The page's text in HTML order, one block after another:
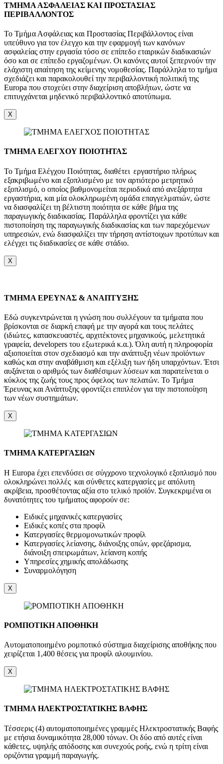
ΤΜΗΜΑ ΑΣΦΑΛΕΙΑΣ ΚΑΙ ΠΡΟΣΤΑΣΙΑΣ
ΠΕΡΙΒΑΛΛΟΝΤΟΣ
Το Τμήμα Ασφάλειας και Προστασίας Περιβάλλοντος είναι
υπεύθυνο για τον έλεγχο και την εφαρμογή των κανόνων
ασφαλείας στην εργασία τόσο σε επίπεδο εταιρικών διαδικασιών
όσο και σε επίπεδο εργαζομένων. Οι κανόνες αυτοί ξεπερνούν την
ελάχιστη απαίτηση της κείμενης νομοθεσίας. Παράλληλα το τμήμα
σχεδιάζει και παρακολουθεί την περιβαλλοντική πολιτική της
Europa που στοχεύει στην διαχείριση αποβλήτων, ώστε να
επιτυγχάνεται μηδενικό περιβαλλοντικό αποτύπωμα.
X
ΤΜΗΜΑ ΕΛΕΓΧΟΥ ΠΟΙΟΤΗΤΑΣ
Το Τμήμα Ελέγχου Ποιότητας, διαθέτει εργαστήριο πλήρως
εξακριβωμένο και εξοπλισμένο με τον αρτιότερο μετρητικό
εξοπλισμό, ο οποίος βαθμονομείται περιοδικά από ανεξάρτητα
εργαστήρια, και μία ολοκληρωμένη ομάδα επαγγελματιών, ώστε
να διασφαλίζει τη βέλτιστη ποιότητα σε κάθε βήμα της
παραγωγικής διαδικασίας. Παράλληλα φροντίζει για κάθε
πιστοποίηση της παραγωγικής διαδικασίας και των παρεχόμενων
υπηρεσιών, ενώ διασφαλίζει την τήρηση αντίστοιχων προτύπων και
ελέγχει τις διαδικασίες σε κάθε στάδιο.
X
TMHMA ΕΡΕΥΝΑΣ & ΑΝΑΠΤΥΞΗΣ
Εδώ συγκεντρώνεται η γνώση που συλλέγουν τα τμήματα που
βρίσκονται σε διαρκή επαφή με την αγορά και τους πελάτες
(ιδιώτες, κατασκευαστές, αρχιτέκτονες μηχανικούς, μελετητικά
γραφεία, developers του εξωτερικά κ.α.). Όλη αυτή η πληροφορία
αξιοποιείται στον σχεδιασμό και την ανάπτυξη νέων προϊόντων
καθώς και στην αναβάθμιση και εξέλιξη των ήδη υπαρχόντων. Έτσι
αυξάνεται ο αριθμός των διαθέσιμων λύσεων και παρατείνεται ο
κύκλος της ζωής τους προς όφελος των πελατών. Το Τμήμα
Έρευνας και Ανάπτυξης φροντίζει επιπλέον για την πιστοποίηση
των νέων συστημάτων.
X
ΤΜΗΜΑ ΚΑΤΕΡΓΑΣΙΩΝ
Η Europa έχει επενδύσει σε σύγχρονο τεχνολογικό εξοπλισμό που
ολοκληρώνει πολλές και σύνθετες κατεργασίες με απόλυτη
ακρίβεια, προσθέτοντας αξία στο τελικό προϊόν. Συγκεκριμένα οι
δυνατότητες του τμήματος αφορούν σε:
Ειδικές μηχανικές κατεργασίες
Ειδικές κοπές στα προφίλ
Κατεργασίες θερμομονωτικών προφίλ
Κατεργασίες λείανσης, διάνοιξης οπών, φρεζάρισμα,
διάνοιξη σπειρωμάτων, λείανση κοπής
Υπηρεσίες χημικής απολάδωσης
Συναρμολόγηση
X
ΡΟΜΠΟΤΙΚΗ ΑΠΟΘΗΚΗ
Αυτοματοποιημένο ρομποτικό σύστημα διαχείρισης αποθήκης που
χειρίζεται 1,400 θέσεις για προφίλ αλουμινίου.
X
ΤΜΗΜΑ ΗΛΕΚΤΡΟΣΤΑΤΙΚΗΣ ΒΑΦΗΣ
Τέσσερις (4) αυτοματοποιημένες γραμμές Ηλεκτροστατικής Βαφής
με ετήσια δυναμικότητα 28,000 τόνων. Οι δύο από αυτές είναι
κάθετες, υψηλής απόδοσης και συνεχούς ροής, ενώ η τρίτη είναι
οριζόντια γραμμή παραγωγής.